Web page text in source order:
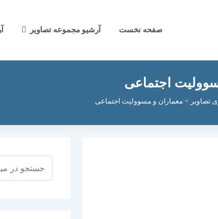
صفحه نخست آرشیو مجموعه تصاویر
اجتماعی
تصاویر >معماران و مسوولیت اجتماعی